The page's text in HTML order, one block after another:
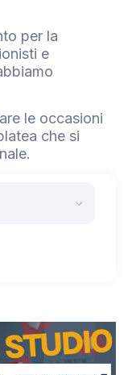
per la
e
le occasioni
che si